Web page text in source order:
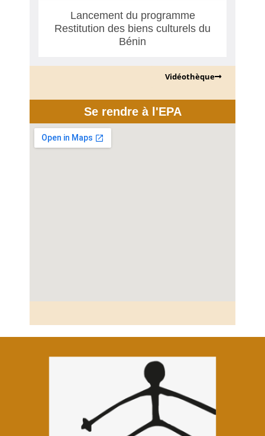
Lancement du programme
Restitution des biens culturels du
Bénin
Vidéothèque
Se rendre à l'EPA